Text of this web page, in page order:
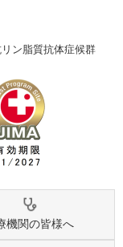
ン脂質抗体症候群
機関の皆様へ